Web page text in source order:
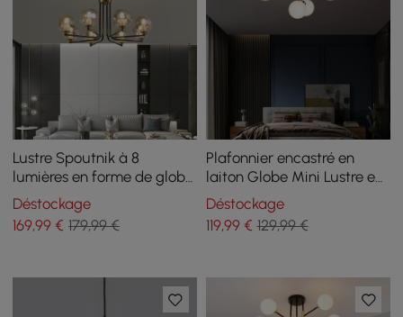
Lustre Spoutnik à 8
lumières en forme de globe
noir et doré, abat-jour en
verre inclus
Déstockage
169,99 € 179,99 €
Plafonnier encastré en
laiton Globe Mini Lustre en
5 lumières
Déstockage
119,99€ 129,99 €